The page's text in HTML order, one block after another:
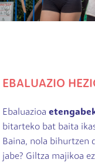
EBALUAZIO
Ebaluazioa
bitarteko bat baita
Baina, nola bihurtzen
jabe? Giltza majikoa